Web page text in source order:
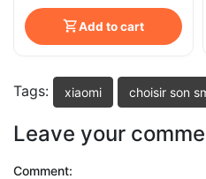
Add to cart
Tags: xiaomi choisir son
Leave your
Comment: